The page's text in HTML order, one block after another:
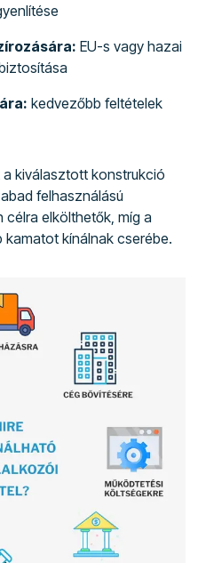
EU-s vagy hazai
kedvezőbb feltételek
kiválasztott konstrukció
felhasználású
célra elkölthetők, míg a
kínálnak cserébe.